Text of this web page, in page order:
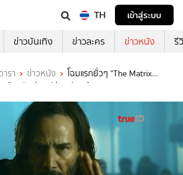
TH
เข้าสู่ระบบ
ข่าวบันเทิง ข่าวละคร ข่าวหนัง รี
ารา ข่าวหนัง
โฉมแรกยั่วๆ "The Matrix
กษ์เอาชัยก่อนปล่อยทีเซอร์